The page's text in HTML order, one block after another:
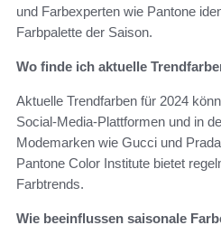
und Farbexperten wie Pantone
Farbpalette der Saison.
Wo finde ich aktuelle
Aktuelle Trendfarben für 2024
Social-Media-Plattformen und in
Modemarken wie Gucci und
Pantone Color Institute bietet
Farbtrends.
Wie beeinflussen saisonale